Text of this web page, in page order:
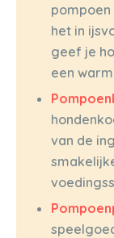
het in
geef je
een
van de